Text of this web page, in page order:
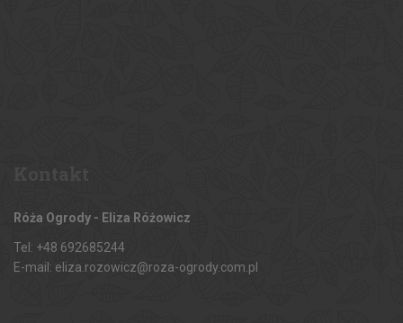
Róża Ogrody - Eliza Różowicz
Tel: +48 692685244
E-mail: eliza.rozowicz@roza-ogrody.com.pl